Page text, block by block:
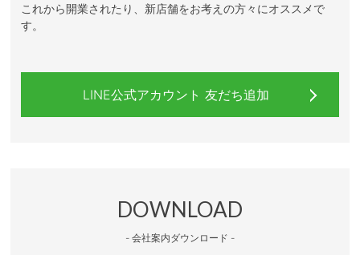
これから開業されたり、新店舗をお考えの方々にオススメで
す。
LINE公式アカウント 友だち追加
DOWNLOAD
- 会社案内ダウンロード -